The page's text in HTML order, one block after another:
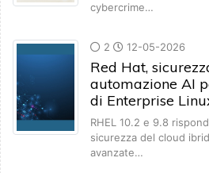
cybercrime…
2 12-05-2026
Red Hat,
automazione AI
di Enterprise
RHEL 10.2 e 9.8
sicurezza del cloud
avanzate…